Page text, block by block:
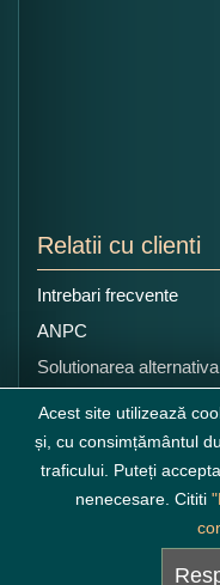
Relatii cu clienti
Intrebari frecvente
ANPC
Solutionarea
litigiilor
Acest site utilizează
și, cu consimțământul
traficului. Puteți
nenecesare. Cititi